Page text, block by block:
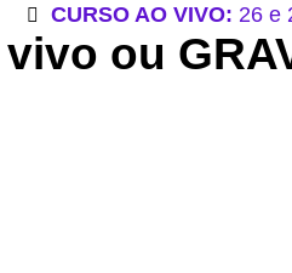
CURSO AO VIVO: 26 e
ou